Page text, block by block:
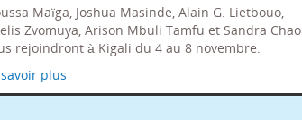
Maïga, Joshua Masinde, Alain G. Lietbouo,
Zvomuya, Arison Mbuli Tamfu et Sandra Chao
rejoindront à Kigali du 4 au 8 novembre.
plus